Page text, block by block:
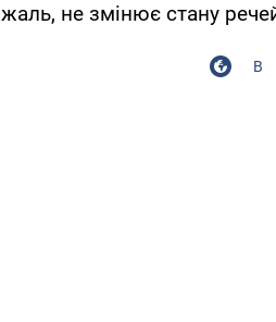
жаль, не змінює стану